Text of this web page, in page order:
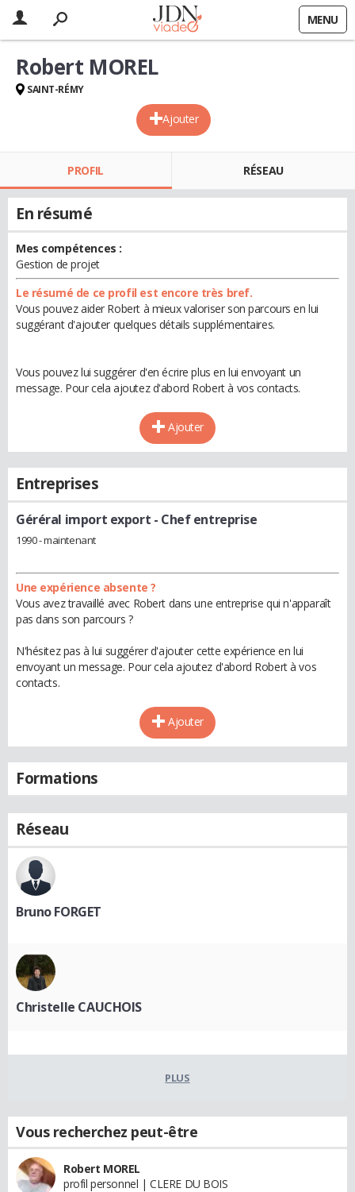
MENU
Ajouter
Robert MOREL
SAINT-RÉMY
PROFIL RÉSEAU
En résumé
Mes compétences :
Gestion de projet
Le résumé de ce profil est encore très bref.
Vous pouvez aider Robert à mieux valoriser son parcours en lui
suggérant d'ajouter quelques détails supplémentaires.
Vous pouvez lui suggérer d'en écrire plus en lui envoyant un
message. Pour cela ajoutez d'abord Robert à vos contacts.
Ajouter
Entreprises
Géréral import export - Chef entreprise
1990 - maintenant
Une expérience absente ?
Vous avez travaillé avec Robert dans une entreprise qui n'apparaît
pas dans son parcours ?
N'hésitez pas à lui suggérer d'ajouter cette expérience en lui
envoyant un message. Pour cela ajoutez d'abord Robert à vos
contacts.
Ajouter
Formations
Réseau
Bruno FORGET
Christelle CAUCHOIS
PLUS
Vous recherchez peut-être
Robert MOREL
profil personnel | CLERE DU BOIS